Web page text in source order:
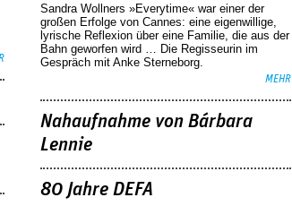
Sandra Wollners »Everytime« war einer der
großen Erfolge von Cannes: eine eigenwillige,
lyrische Reflexion über eine ­Familie, die aus der
Bahn geworfen wird … Die Regisseurin im
Gespräch mit Anke Sterneborg.
MEHR
Nahaufnahme von Bárbara
Lennie
80 Jahre DEFA